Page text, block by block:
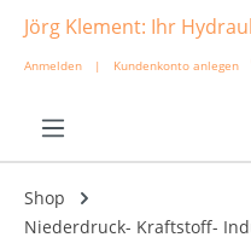
springen
Jörg Klement: Ihr
Anmelden | Kundenkonto anlegen
Shop
Niederdruck- Kraftstoff-